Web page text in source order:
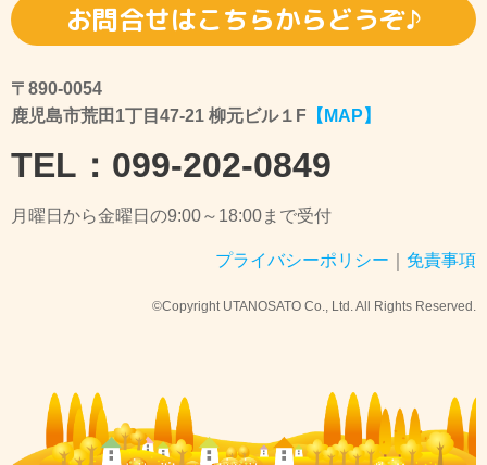
お問合せはこちらからどうぞ♪
〒890-0054
鹿児島市荒田1丁目47-21 柳元ビル１F 【MAP】
TEL：099-202-0849
月曜日から金曜日の9:00～18:00まで受付
プライバシーポリシー 免責事項
©Copyright UTANOSATO Co., Ltd. All Rights Reserved.